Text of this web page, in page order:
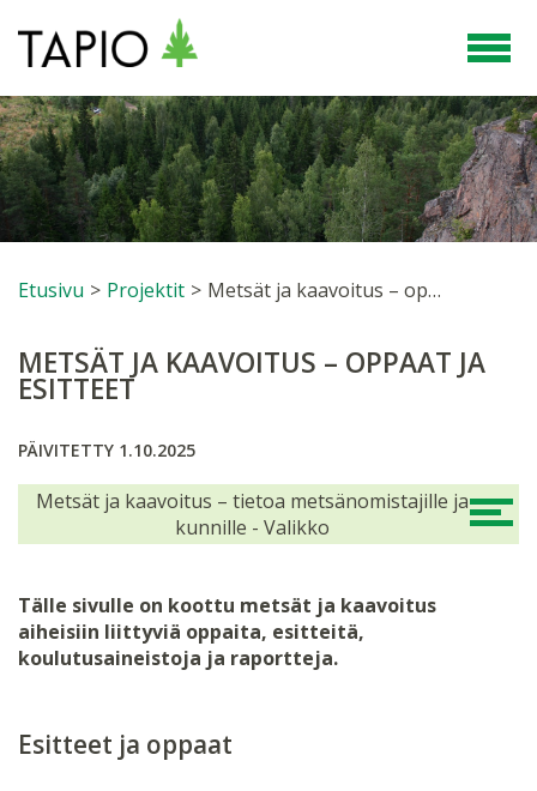
Etusivu > Projektit > Metsät ja kaavoitus – oppaat ja esitteet
METSÄT JA KAAVOITUS – OPPAAT JA
ESITTEET
PÄIVITETTY 1.10.2025
Tälle sivulle on koottu metsät ja kaavoitus
aiheisiin liittyviä oppaita, esitteitä,
koulutusaineistoja ja raportteja.
Esitteet ja oppaat
Metsät ja kaavoitus – tietoa metsänomistajille ja
kunnille - Valikko